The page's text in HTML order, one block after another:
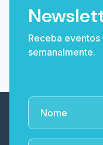
Receba
semanalmente.